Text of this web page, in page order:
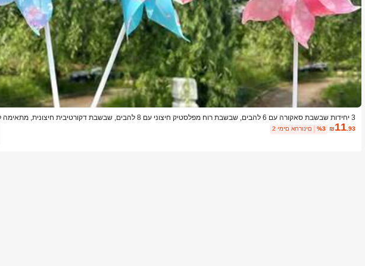
3 יחידות שבשבת סאקורה עם 6 להבים, שבשבת רוח מפלסטיק חיצוני עם 8 להבים, שבשבת דקורטיבית
צוני מסתובב תוסס בחצר, מדשאה וגינה (צבעי שבשבת שונים), דורשת הרכבה
₪11.93
%3 2 ימים אחרונים